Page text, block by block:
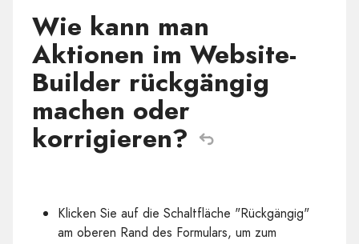
Wie kann man
Aktionen im Website-
Builder rückgängig
machen oder
korrigieren?
Klicken Sie auf die Schaltfläche "Rückgängig"
am oberen Rand des Formulars, um zum